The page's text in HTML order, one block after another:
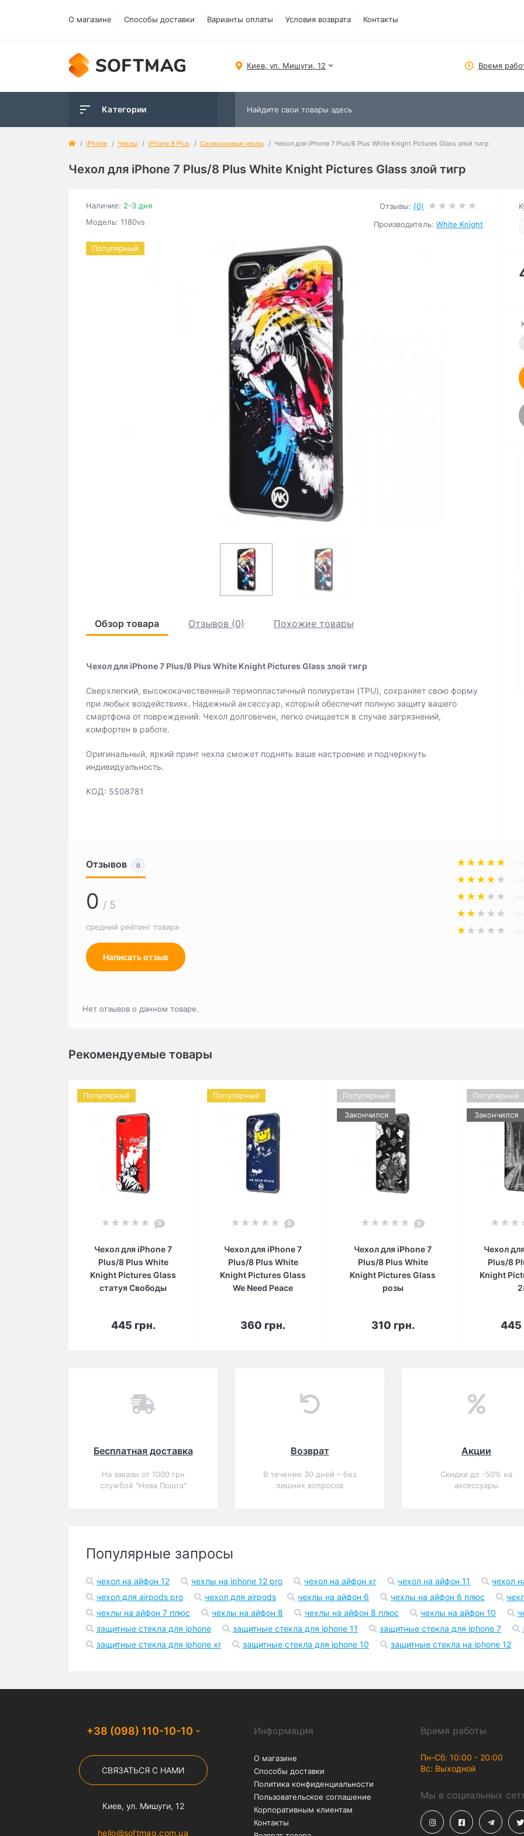
О магазине Способы доставки Варианты оплаты Условия возврата Контакты
Киев, ул. Мишуги, 12 Время
Категории
iPhone Чехлы iPhone 8 Plus Силиконовые чехлы Чехол для iPhone 7 Plus/8 Plus White Knight Pictures Glass злой тигр
Чехол для iPhone 7 Plus/8 Plus White Knight Pictures Glass злой тигр
Наличие: 2-3 дня
Модель: 1180vs
Отзывы: (0)
Производитель: White Knight
Популярный
Обзор товара Отзывов (0) Похожие товары
Чехол для iPhone 7 Plus/8 Plus White Knight Pictures Glass злой тигр
Сверхлегкий, высококачественный термопластичный полиуретан (TPU), сохраняет свою форму
при любых воздействиях. Надежный аксессуар, который обеспечит полную защиту вашего
смартфона от повреждений. Чехол долговечен, легко очищается в случае загрязнений,
комфортен в работе.
Оригинальный, яркий принт чехла сможет поднять ваше настроение и подчеркнуть
индивидуальность.
КОД: 5508781
Отзывов 0
0 / 5
средний рейтинг товара
Написать отзыв
Нет отзывов о данном товаре.
Рекомендуемые товары
Популярный
0
Чехол для iPhone 7
Plus/8 Plus White
Knight Pictures Glass
статуя Свободы
445 грн.
Популярный
0
Чехол для iPhone 7
Plus/8 Plus White
Knight Pictures Glass
We Need Peace
360 грн.
В корзину
Популярный
Закончился
0
Чехол для iPhone 7
Plus/8 Plus White
Knight Pictures Glass
розы
310 грн.
В корзину
Популярный
Закончился
Чехол
Plus/8
Knight
445
Чехол для iPhone 7
445 грн.
В корзину
Бесплатная доставка
службой "Нова Пошта"
Возврат Акции
чехлы на iphone 12 pro чехол на айфон 11
чехол